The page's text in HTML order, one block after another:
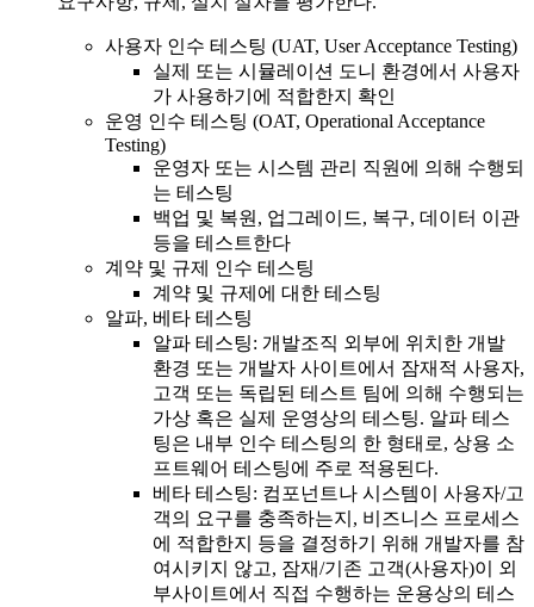
사용자 인수 테스팅 (UAT, User Acceptance Testing)
실제 또는 시뮬레이션 도니 환경에서 사용자
가 사용하기에 적합한지 확인
운영 인수 테스팅 (OAT, Operational Acceptance
Testing)
운영자 또는 시스템 관리 직원에 의해 수행되
는 테스팅
백업 및 복원, 업그레이드, 복구, 데이터 이관
등을 테스트한다
계약 및 규제 인수 테스팅
계약 및 규제에 대한 테스팅
알파, 베타 테스팅
알파 테스팅: 개발조직 외부에 위치한 개발
환경 또는 개발자 사이트에서 잠재적 사용자,
고객 또는 독립된 테스트 팀에 의해 수행되는
가상 혹은 실제 운영상의 테스팅. 알파 테스
팅은 내부 인수 테스팅의 한 형태로, 상용 소
프트웨어 테스팅에 주로 적용된다.
베타 테스팅: 컴포넌트나 시스템이 사용자/고
객의 요구를 충족하는지, 비즈니스 프로세스
에 적합한지 등을 결정하기 위해 개발자를 참
여시키지 않고, 잠재/기존 고객(사용자)이 외
부사이트에서 직접 수행하는 운용상의 테스